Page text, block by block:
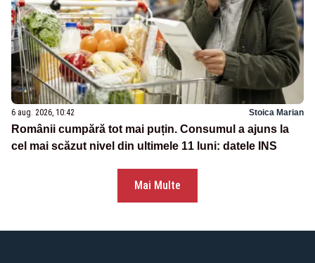
6 aug. 2026, 10:42 Stoica Marian
Românii cumpără tot mai puțin. Consumul a ajuns la
cel mai scăzut nivel din ultimele 11 luni: datele INS
Mai Multe